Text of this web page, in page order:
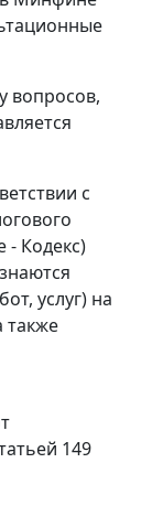
вопросов,
с
- Кодекс)
услуг) на
также
149